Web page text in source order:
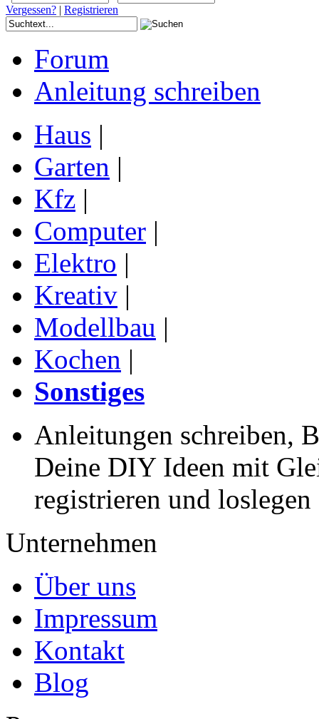
Vergessen? | Registrieren
Forum
Anleitung schreiben
Haus |
Garten |
Kfz |
Computer |
Elektro |
Kreativ |
Modellbau |
Kochen |
Sonstiges
Anleitungen schreiben,
Deine DIY Ideen mit
registrieren und loslegen
Unternehmen
Über uns
Impressum
Kontakt
Blog